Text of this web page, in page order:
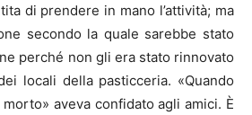
di prendere in mano l’attività; ma
secondo la quale sarebbe stato
perché non gli era stato rinnovato
locali della pasticceria. «Quando
aveva confidato agli amici. È